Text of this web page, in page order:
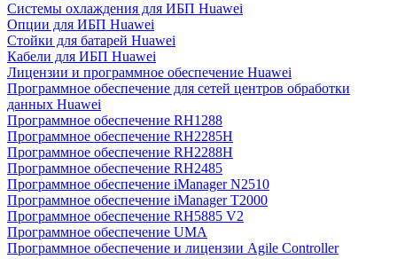
Системы охлаждения для ИБП Huawei
Опции для ИБП Huawei
Стойки для батарей Huawei
Кабели для ИБП Huawei
Лицензии и программное обеспечение Huawei
Программное обеспечение для сетей центров обработки
данных Huawei
Программное обеспечение RH1288
Программное обеспечение RH2285H
Программное обеспечение RH2288H
Программное обеспечение RH2485
Программное обеспечение iManager N2510
Программное обеспечение iManager T2000
Программное обеспечение RH5885 V2
Программное обеспечение UMA
Программное обеспечение и лицензии Agile Controller